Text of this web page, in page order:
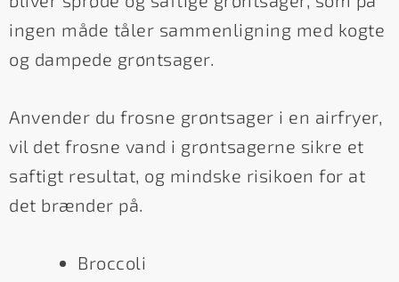
ingen måde tåler sammenligning med kogte
og dampede grøntsager.
Anvender du frosne grøntsager i en airfryer,
vil det frosne vand i grøntsagerne sikre et
saftigt resultat, og mindske risikoen for at
det brænder på.
Broccoli